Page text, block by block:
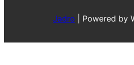
Jadro Powered by